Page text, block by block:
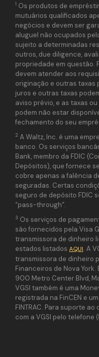
1 Os produtos de
mutuários qualificados
negócios e devem ser
aluguel não ocupados
sujeito a determinadas
outros, due diligence,
propriedade em questão.
devem atender aos
originação e outras taxas
juros e outras taxas
aviso prévio, e as taxas
podem não estar
fechamento do seu
2 A Waltz, Inc. é uma
banco. Os serviços
Bank, membro da FDIC
Depósitos), que fornece
cobre apenas a falência
seguradas. Certas
seguro de depósito FDIC
“pass-through”.
3 Os serviços de
são fornecidos pela Visa
transmissora de dinheiro
estados listados AQUI. A
transmissora de dinheiro
Financeiros de Nova
900 Metro Center Blvd,
VGSI também é uma
registrada na FinCEN e
FINTRAC. Para suporte
com a VGSI pelo telefone